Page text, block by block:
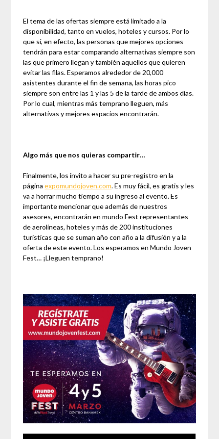
El tema de las ofertas siempre está limitado a la
disponibilidad, tanto en vuelos, hoteles y cursos. Por lo
que sí, en efecto, las personas que mejores opciones
tendrán para estar comparando alternativas siempre son
las que primero llegan y también aquellos que quieren
evitar las filas. Esperamos alrededor de 20,000
asistentes durante el fin de semana, las horas pico
siempre son entre las 1 y las 5 de la tarde de ambos días.
Por lo cual, mientras más temprano lleguen, más
alternativas y mejores espacios encontrarán.
Algo más que nos quieras compartir…
Finalmente, los invito a hacer su pre-registro en la
páginaexpomundojoven.com. Es muy fácil, es gratis y les
va a horrar mucho tiempo a su ingreso al evento. Es
importante mencionar que además de nuestros
asesores, encontrarán en mundo Fest representantes
de aerolíneas, hoteles y más de 200 instituciones
turísticas que se suman año con año a la difusión y a la
oferta de este evento. Los esperamos en Mundo Joven
Fest… ¡Lleguen temprano!